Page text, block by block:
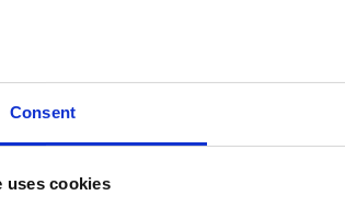
Consent
uses cookies